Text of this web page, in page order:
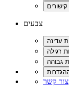
צבעים
צור קשר